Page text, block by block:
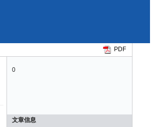
PDF
0
文章信息